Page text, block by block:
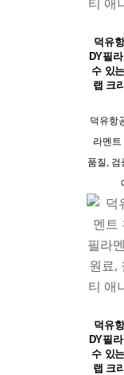
덕유
DY필
수 있
랩 크
덕유항
라멘
품질, 검
덕유
DY필
수 있
랩 크